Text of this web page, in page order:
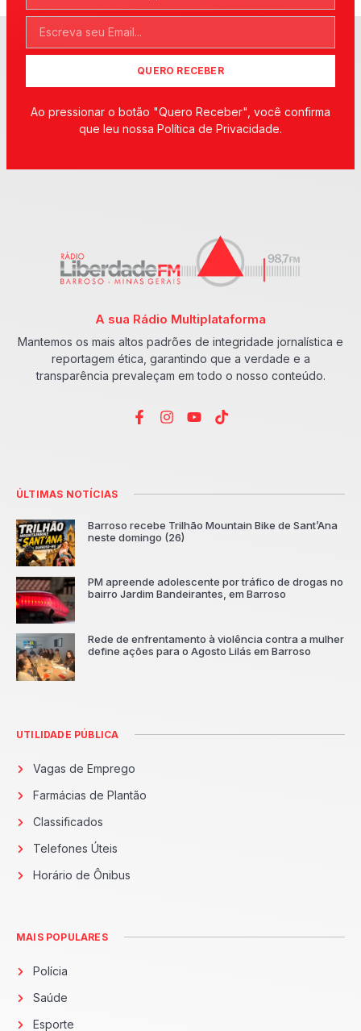
QUERO RECEBER
Ao pressionar o botão "Quero Receber", você confirma
que leu nossa Política de Privacidade.
A sua Rádio Multiplataforma
Mantemos os mais altos padrões de integridade jornalística e
reportagem ética, garantindo que a verdade e a
transparência prevaleçam em todo o nosso conteúdo.
ÚLTIMAS NOTÍCIAS
Barroso recebe Trilhão Mountain Bike de Sant’Ana
neste domingo (26)
PM apreende adolescente por tráfico de drogas no
bairro Jardim Bandeirantes, em Barroso
Rede de enfrentamento à violência contra a mulher
define ações para o Agosto Lilás em Barroso
UTILIDADE PÚBLICA
Vagas de Emprego
Farmácias de Plantão
Classificados
Telefones Úteis
Horário de Ônibus
MAIS POPULARES
Polícia
Saúde
Esporte